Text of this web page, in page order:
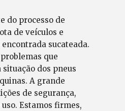
do processo de
de veículos e
sucateada.
que
dos pneus
A grande
de segurança,
Estamos firmes,